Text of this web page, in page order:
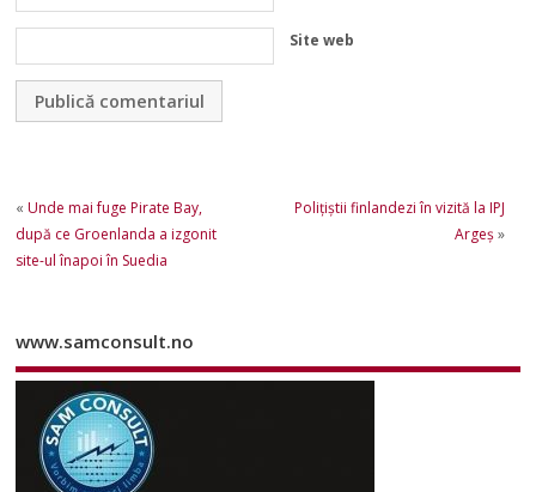
Site web
«Unde mai fuge Pirate Bay,
după ce Groenlanda a izgonit
site-ul înapoi în Suedia
Polițiștii finlandezi în vizită la IPJ
Argeș»
www.samconsult.no